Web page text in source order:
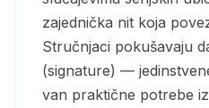
zajednička nit koja
Stručnjaci pokušavaju
(signature) —
van praktične potrebe